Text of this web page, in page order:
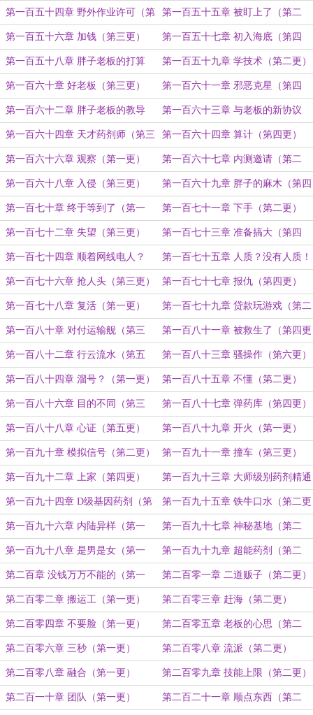
更） 更）
第一百五十四章 野外作业许可（第
一更）
第一百五十五章 被盯上了（第二
更）
第一百五十六章 加钱（第三更） 第一百五十七章 初入海底（第四
更）
第一百五十八章 胖子老板的打算
（第一更）
第一百五十九章 学技术（第二更）
第一百六十章 好老板（第三更） 第一百六十一章 邪恶克星（第四
更）
第一百六十二章 胖子老板的教导
（第一更）
第一百六十三章 与老板的新协议
（第二更）
第一百六十四章 天才药剂师（第三
更）
第一百六十四章 算计（第四更）
第一百六十六章 观察（第一更） 第一百六十七章 内测邀请（第二
更）
第一百六十八章 入侵（第三更） 第一百六十九章 胖子的麻木（第四
更）
第一百七十章 终于等到了（第一
更。）
第一百七十一章 下手（第二更）
第一百七十二章 失望（第三更） 第一百七十三章 准备搞大（第四
更）
第一百七十四章 顺着网线电人？
（第一更）
第一百七十五章 人质？没有人质！
（第二更）
第一百七十六章 抢人头（第三更） 第一百七十七章 报仇（第四更）
第一百七十八章 复活（第一更） 第一百七十九章 贷款玩游戏（第二
更）
第一百八十章 对付运输舰（第三
更）
第一百八十一章 被救生了（第四更
）
第一百八十二章 行云流水（第五
更）
第一百八十三章 骚操作（第六更）
第一百八十四章 溜号？（第一更） 第一百八十五章 不懂（第二更）
第一百八十六章 目的不同（第三
更）
第一百八十七章 弹药库（第四更）
第一百八十八章 心证（第五更） 第一百八十九章 开火（第一更）
第一百九十章 模拟信号（第二更） 第一百九十一章 撞车（第三更）
第一百九十二章 上家（第四更） 第一百九十三章 大师级别药剂精通
（第五更）
第一百九十四章 D级基因药剂（第
一更，4000字）
第一百九十五章 铁牛口水（第二更
四千字）
第一百九十六章 内陆异样（第一
更）
第一百九十七章 神秘基地（第二
更）
第一百九十八章 是男是女（第一
更）
第一百九十九章 超能药剂（第二
更）
第二百章 没钱万万不能的（第一
更）
第二百零一章 二道贩子（第二更）
第二百零二章 搬运工（第一更） 第二百零三章 赶海（第二更）
第二百零四章 不要脸（第一更） 第二百零五章 老板的心思（第二
更）
第二百零六章 三秒（第一更） 第二百零八章 流派（第二更）
第二百零八章 融合（第一更） 第二百零九章 技能上限（第二更）
第二百一十章 团队（第一更） 第二百二十一章 顺点东西（第二